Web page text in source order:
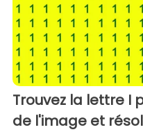
Trouvez la lettre I
de l'image et